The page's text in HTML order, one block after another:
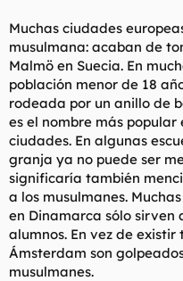
Muchas ciudades
musulmana: acaban de
Malmö en Suecia. En
población menor de 18
rodeada por un anillo de
es el nombre más popular
ciudades. En algunas
granja ya no puede ser
significaría también
a los musulmanes.
en Dinamarca sólo sirven
alumnos. En vez de
Ámsterdam son
musulmanes.